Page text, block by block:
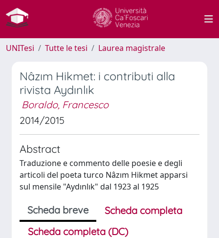
UNITesi Tutte le tesi Laurea magistrale
Nâzım Hikmet: i contributi alla
rivista Aydınlık
Boraldo, Francesco
2014/2015
Abstract
Traduzione e commento delle poesie e degli
articoli del poeta turco Nâzım Hikmet apparsi
sul mensile "Aydınlık" dal 1923 al 1925
Scheda breve
Scheda completa
Scheda completa (DC)